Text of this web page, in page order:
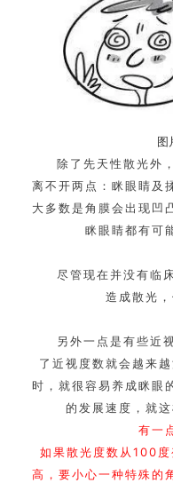
图
除了先天性散光外
离不开两点：眯眼睛及
大多数是角膜会出现凹
眯眼睛都有可
尽管现在并没有临
造成散光
另外一点是有些近
了近视度数就会越来
时，就很容易养成眯眼
的发展速度，就
有一
如果散光度数从100
高，要小心一种特殊